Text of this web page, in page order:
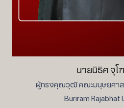
นายนิธิศ จุโ
ผู้ทรงคุณวุฒิ คณะมนุษยศาส
Buriram Rajabhat